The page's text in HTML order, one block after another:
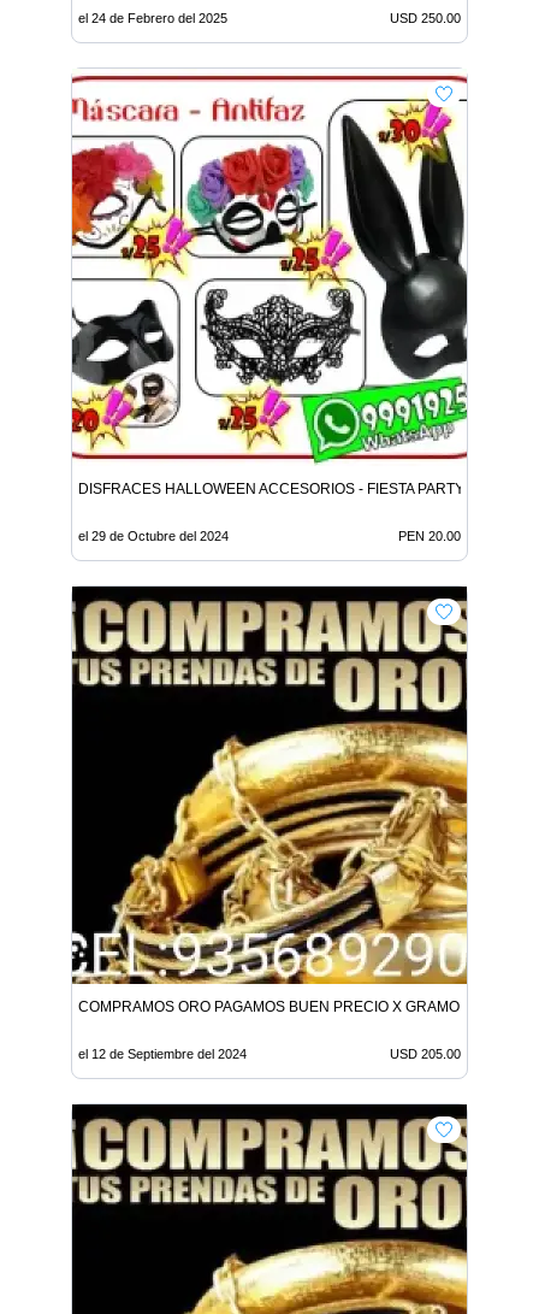
el 24 de Febrero del 2025 USD 250.00
DISFRACES HALLOWEEN ACCESORIOS - FIESTA PARTY
el 29 de Octubre del 2024 PEN 20.00
COMPRAMOS ORO PAGAMOS BUEN PRECIO X GRAMO 205
el 12 de Septiembre del 2024 USD 205.00